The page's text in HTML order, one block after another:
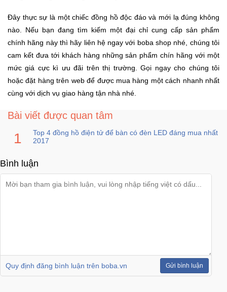
Kiện
Và
Đời
Sống
Máy
Tính
Bị
Văn
Phòng
Đẹp
Đây thực sự là một chiếc đồng hồ độc đáo và mới lạ đúng không
nào. Nếu bạn đang tìm kiếm một đại chỉ cung cấp sản phẩm
chính hãng này thì hãy liên hệ ngay với boba shop nhé, chúng tôi
cam kết đưa tới khách hàng những sản phẩm chín hãng với một
mức giá cực kì ưu đãi trên thị trường. Gọi ngay cho chúng tôi
hoặc đặt hàng trên web để được mua hàng một cách nhanh nhất
cùng với dịch vụ giao hàng tận nhà nhé.
Bài viết được quan tâm
Top 4 đồng hồ điện tử để bàn có đèn LED đáng mua nhất
2017
Bình luận
Quy định đăng bình luận trên boba.vn Gửi bình luận